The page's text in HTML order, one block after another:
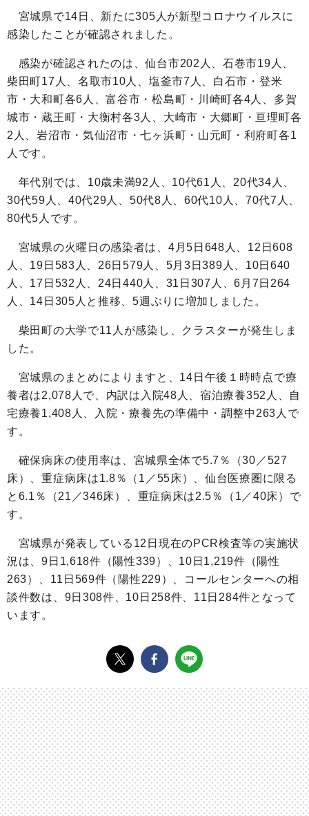
宮城県で14 日、新たに305 人が新型コロナウイルスに
感染したことが確認されました。
感染が確認されたのは、仙台市202 人、石巻市19 人、
柴田町17 人、名取市10人、塩釜市7 人、白石市・登米
市・大和町各6 人、富谷市・松島町・川崎町各4人、多賀
城市・蔵王町・大衡村各3人、大崎市・大郷町・亘理町各
2 人、岩沼市・気仙沼市・七ヶ浜町・山元町・利府町各1
人です。
年代別では、 10歳未満92 人、 10代61 人、 20代34 人、
30代59 人、 40代29人、 50代8 人、60代10 人、 70代7 人、
80代5 人です。
宮城県の火曜日の感染者は、 4 月5 日 648 人、 12 日608
人、 19 日 583 人、 26日579人、 5月3 日389 人、 10日640
人、 17 日 532 人、 24日440人、 31 日 307 人、6 月 7 日 264
人、 14 日 305 人と推移、5週ぶりに増加しました。
柴田町の大学で11 人が感染し、クラスターが発生しま
した。
宮城県のまとめによりますと、14日午後１時時点で療
養者は2,078 人で、内訳は入院48 人、宿泊療養352 人、自
宅療養1,408 人、入院・療養先の準備中・調整中 263 人で
す。
確保病床の使用率は、宮城県全体で5.7 ％（30 ／527
床）、重症病床は1.8 ％（ 1 ／55床）、仙台医療圏に限る
と 6.1 ％（21 ／346床）、重症病床は2.5 ％（ 1 ／40床）で
す。
宮城県が発表している 12 日現在のPCR検査等の実施状
況は、9 日 1,618件（陽性339）、 10 日 1,219件（陽性
263）、 11 日 569件（陽性229）、コールセンターへの相
談件数は、 9日 308件、 10 日 258件、 11 日 284件となって
います。